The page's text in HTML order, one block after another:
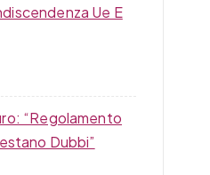
Ue E
“Regolamento
Dubbi”